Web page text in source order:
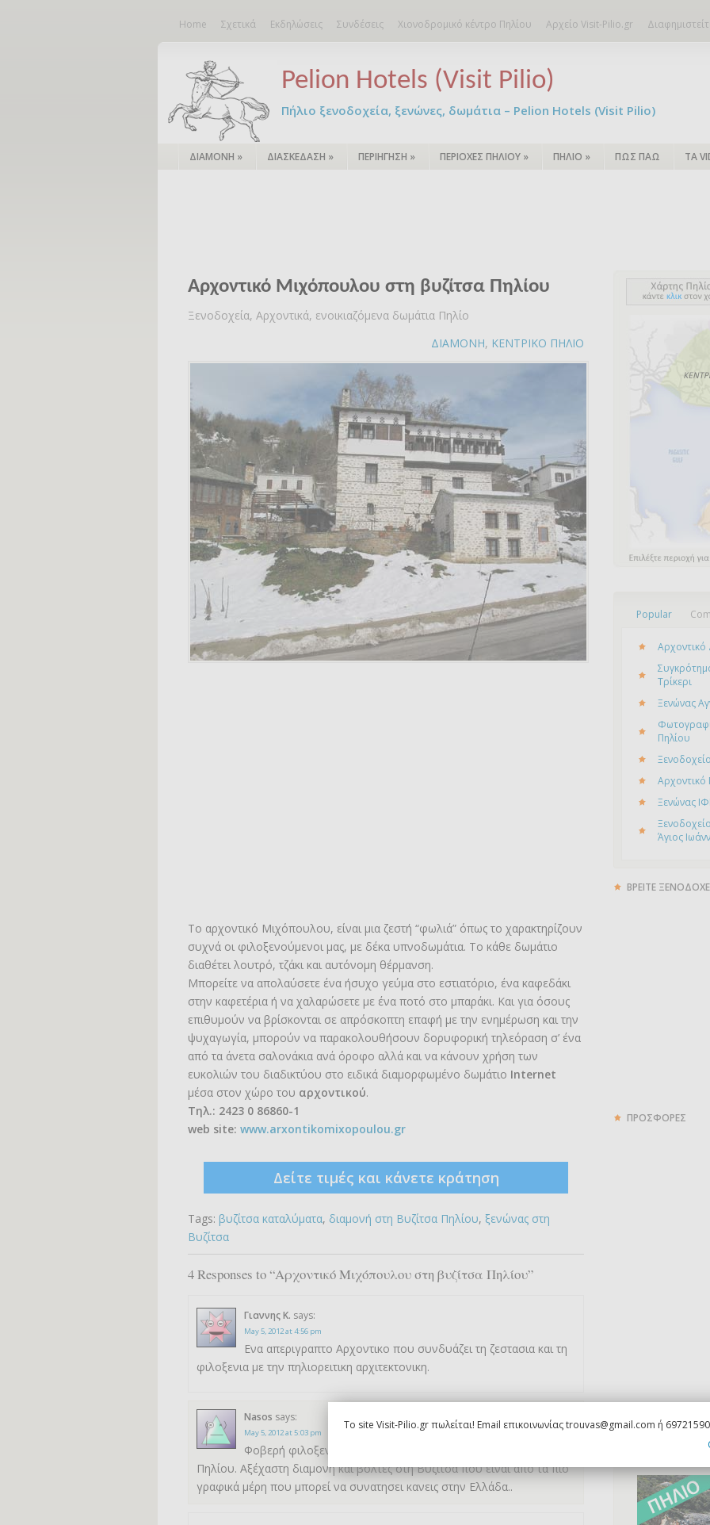
Home Σχετικά Εκδηλώσεις Συνδέσεις Χιονοδρομικό κέντρο Πηλίου Αρχείο Visit-Pilio.gr
Pelion Hotels (Visit Pilio)
Πήλιο ξενοδοχεία, ξενώνες, δωμάτια – Pelion Hotels (Visit Pilio)
ΔΙΑΜΟΝΗ » ΔΙΑΣΚΕΔΑΣΗ » ΠΕΡΙΗΓΗΣΗ » ΠΕΡΙΟΧΕΣ ΠΗΛΙΟΥ » ΠΗΛΙΟ » ΠΩΣ ΠΑΩ ΤΑ
Αρχοντικό Μιχόπουλου στη βυζίτσα Πηλίου
Ξενοδοχεία, Αρχοντικά, ενοικιαζόμενα δωμάτια Πηλίο
ΔΙΑΜΟΝΗ, ΚΕΝΤΡΙΚΟ ΠΗΛΙΟ
Το αρχοντικό Μιχόπουλου, είναι μια ζεστή “φωλιά” όπως το χαρακτηρίζουν
συχνά οι φιλοξενούμενοι μας, με δέκα υπνοδωμάτια. Το κάθε δωμάτιο
διαθέτει λουτρό, τζάκι και αυτόνομη θέρμανση.
Μπορείτε να απολαύσετε ένα ήσυχο γεύμα στο εστιατόριο, ένα καφεδάκι
στην καφετέρια ή να χαλαρώσετε με ένα ποτό στο μπαράκι. Και για όσους
επιθυμούν να βρίσκονται σε απρόσκοπτη επαφή με την ενημέρωση και την
ψυχαγωγία, μπορούν να παρακολουθήσουν δορυφορική τηλεόραση σ’ ένα
από τα άνετα σαλονάκια ανά όροφο αλλά και να κάνουν χρήση των
ευκολιών του διαδικτύου στο ειδικά διαμορφωμένο δωμάτιο Internet
μέσα στον χώρο του αρχοντικού.
Τηλ.: 2423 0 86860-1
web site: www.arxontikomixopoulou.gr
Δείτε τιμές και κάνετε κράτηση
Tags: βυζίτσα καταλύματα, διαμονή στη Βυζίτσα Πηλίου, ξενώνας στη
Βυζίτσα
4 Responses to “Αρχοντικό Μιχόπουλου στη βυζίτσα Πηλίου”
Γιαννης Κ. says:
May 5, 2012 at 4:56 pm
Ενα απεριγραπτο Αρχοντικο που συνδυάζει τη ζεστασια και τη
φιλοξενια με την πηλιορειτικη αρχιτεκτονικη.
Nasos says:
May 5, 2012 at 5:03 pm
Φοβερή φιλοξενια σε ενα από τα καλυτερα Αρχοντικά του
Πηλίου. Αξέχαστη διαμονη και βόλτες στη Βυζίτσα που είναι απο τα πιο
γραφικά μέρη που μπορεί να συνατησει κανεις στην Ελλάδα..
Popular
Τρίκερι
Ξενώνας
Πηλίου
Ξενώνας
Άγιος
ΒΡΕΙΤΕ
ΠΡΟΣΦΟΡΕΣ
To site Visit-Pilio.gr πωλείται! Email επικοινωνίας trouvas@gmail.com ή